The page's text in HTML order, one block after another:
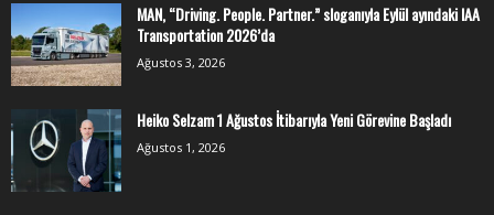
MAN, “Driving. People. Partner.” sloganıyla Eylül ayındaki IAA
Transportation 2026’da
Ağustos 3, 2026
Heiko Selzam 1 Ağustos İtibarıyla Yeni Görevine Başladı
Ağustos 1, 2026